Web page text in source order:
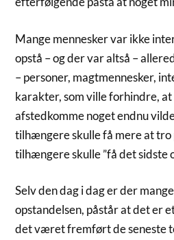
Mange mennesker var ikke
opstå – og der var altså –
– personer, magtmennesker,
karakter, som ville forhindre, at
afstedkomme noget endnu
tilhængere skulle få mere at tro
tilhængere skulle ”få det sidste
Selv den dag i dag er der
opstandelsen, påstår at det er
det været fremført de seneste